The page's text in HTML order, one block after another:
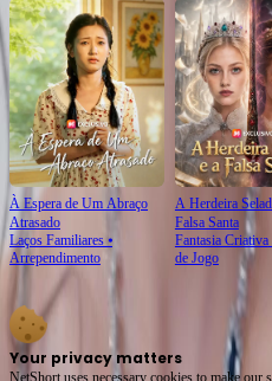
À Espera de Um Abraço
Atrasado
Laços Familiares ⦁
Arrependimento
A Herdeira
Falsa Santa
Fantasia Criativa
de Jogo
Your privacy matters
NetShort uses necessary cookies to make